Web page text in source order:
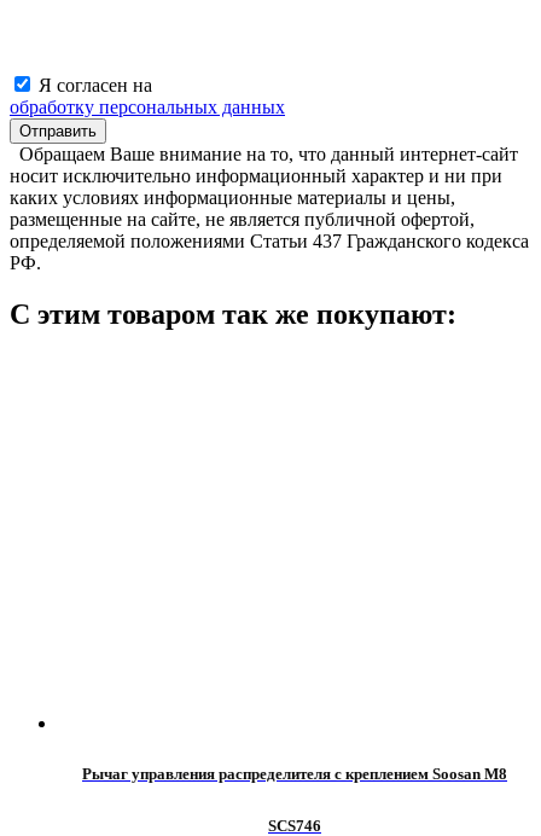
Я согласен на
обработку персональных данных
Обращаем Ваше внимание на то, что данный интернет-сайт
носит исключительно информационный характер и ни при
каких условиях информационные материалы и цены,
размещенные на сайте, не является публичной офертой,
определяемой положениями Статьи 437 Гражданского кодекса
РФ.
С этим товаром так же покупают:
Рычаг управления распределителя с креплением Soosan М8
SCS746